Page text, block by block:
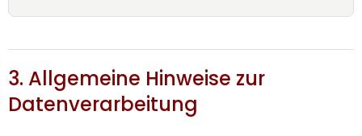
3. Allgemeine Hinweise zur
Datenverarbeitung